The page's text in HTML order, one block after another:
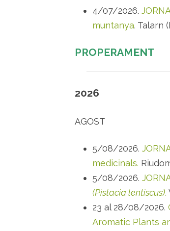
4/07/2026.
muntanya. Talarn
PROPERAMENT
2026
AGOST
5/08/2026.
medicinals.
5/08/2026.
(Pistacia lentiscus).
23 al 28/08/2026.
Aromatic Plants